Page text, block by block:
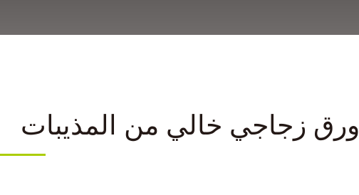
ورق زجاجي خالي من المذيبات